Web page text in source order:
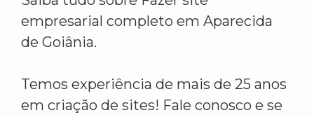
empresarial completo em Aparecida
de Goiânia.
Temos experiência de mais de 25 anos
em criação de sites! Fale conosco e se